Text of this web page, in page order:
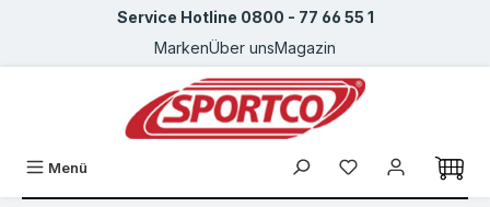
Zum Hauptinhalt springenService Hotline 0800 - 77 66 55 1
MarkenÜber unsMagazin
Menü